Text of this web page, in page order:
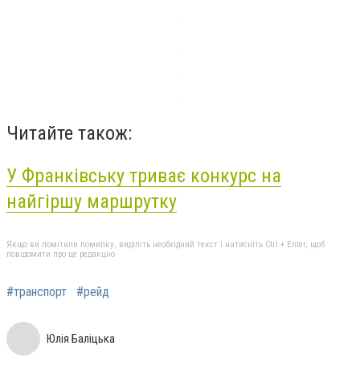
Читайте також:
У Франківську триває конкурс на
найгіршу маршрутку
Якщо ви помітили помилку, виділіть необхідний текст і натисніть Ctrl + Enter, щоб
повідомити про це редакцію
#транспорт #рейд
Юлія Баліцька